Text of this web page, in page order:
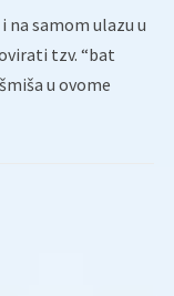
na samom ulazu u
tzv. “bat
u ovome